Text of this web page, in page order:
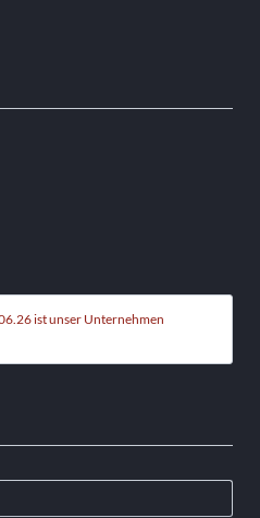
ist unser Unternehmen